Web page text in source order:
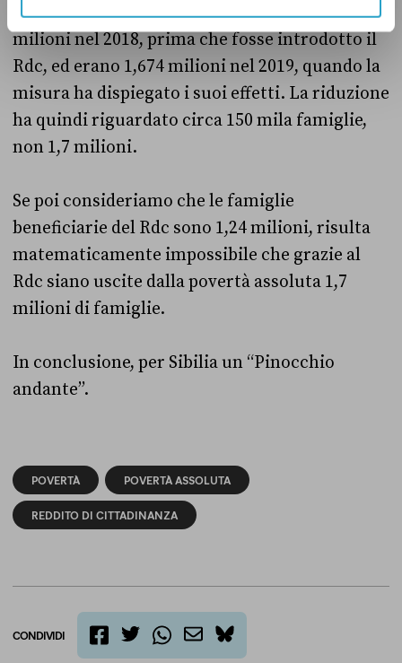
famiglie in povertà assoluta erano 1,822
milioni nel 2018, prima che fosse introdotto il
Rdc, ed erano 1,674 milioni nel 2019, quando la
misura ha dispiegato i suoi effetti. La riduzione
ha quindi riguardato circa 150 mila famiglie,
non 1,7 milioni.
Se poi consideriamo che le famiglie
beneficiarie del Rdc sono 1,24 milioni, risulta
matematicamente impossibile che grazie al
Rdc siano uscite dalla povertà assoluta 1,7
milioni di famiglie.
In conclusione, per Sibilia un “Pinocchio
andante”.
POVERTÀ POVERTÀ ASSOLUTA
REDDITO DI CITTADINANZA
CONDIVIDI
bluesky